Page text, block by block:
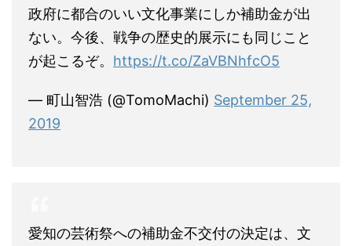
政府に都合のいい文化事業にしか補助金が出
ない。今後、戦争の歴史的展示にも同じこと
が起こるぞ。 https://t.co/ZaVBNhfcO5
— 町山智浩 (@TomoMachi) September 25,
2019
愛知の芸術祭への補助金不交付の決定は、文